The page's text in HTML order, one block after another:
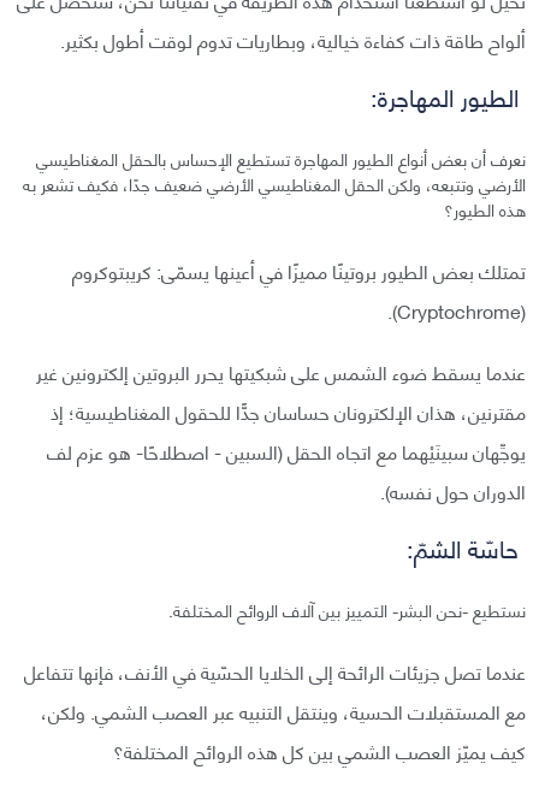
ألواح طاقة ذات كفاءة خيالية، وبطاريات تدوم لوقت أطول بكثير.
الطيور المهاجرة:
نعرف أن بعض أنواع الطيور المهاجرة تستطيع الإحساس بالحقل المغناطيسي
الأرضي وتتبعه، ولكن الحقل المغناطيسي الأرضي ضعيف جدًا، فكيف تشعر به
هذه الطيور؟
تمتلك بعض الطيور بروتينًا مميزًا في أعينها يسمّى: كريبتوكروم
(Cryptochrome).
عندما يسقط ضوء الشمس على شبكيتها يحرر البروتين إلكترونين غير
مقترنين، هذان الإلكترونان حساسان جدًّا للحقول المغناطيسية؛ إذ
يوجِّهان سبينَيْهما مع اتجاه الحقل (السبين - اصطلاحًا- هو عزم لف
الدوران حول نفسه).
حاسّة الشمّ:
نستطيع -نحن البشر- التمييز بين آلاف الروائح المختلفة.
عندما تصل جزيئات الرائحة إلى الخلايا الحسّية في الأنف، فإنها تتفاعل
مع المستقبلات الحسية، وينتقل التنبيه عبر العصب الشمي. ولكن،
كيف يميّز العصب الشمي بين كل هذه الروائح المختلفة؟